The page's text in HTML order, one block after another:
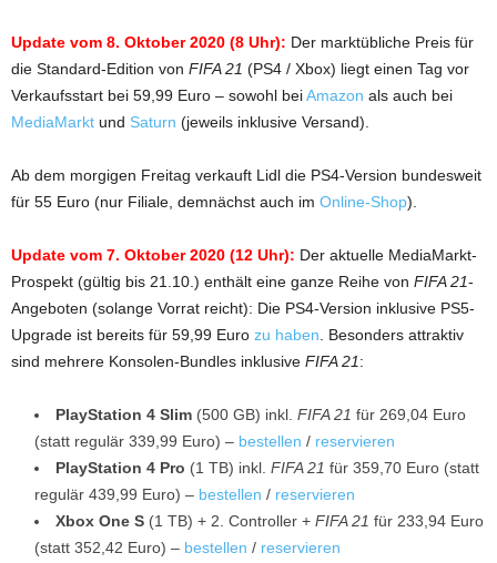
Update vom 8. Oktober 2020 (8 Uhr): Der marktübliche Preis für
die Standard-Edition von FIFA 21 (PS4 / Xbox) liegt einen Tag vor
Verkaufsstart bei 59,99 Euro – sowohl beiAmazon als auch bei
MediaMarkt und Saturn (jeweils inklusive Versand).
Ab dem morgigen Freitag verkauft Lidl die PS4-Version bundesweit
für 55 Euro (nur Filiale, demnächst auch im Online-Shop).
Update vom 7. Oktober 2020 (12 Uhr): Der aktuelle MediaMarkt-
Prospekt (gültig bis 21.10.) enthält eine ganze Reihe von FIFA 21-
Angeboten (solange Vorrat reicht): Die PS4-Version inklusive PS5-
Upgrade ist bereits für 59,99 Euro zu haben. Besonders attraktiv
sind mehrere Konsolen-Bundles inklusive FIFA 21:
PlayStation 4 Slim (500 GB) inkl. FIFA 21 für 269,04 Euro
(statt regulär 339,99 Euro) – bestellen / reservieren
PlayStation 4 Pro (1 TB) inkl. FIFA 21 für 359,70 Euro (statt
regulär 439,99 Euro) – bestellen / reservieren
Xbox One S (1 TB) + 2. Controller + FIFA 21 für 233,94 Euro
(statt 352,42 Euro) – bestellen / reservieren